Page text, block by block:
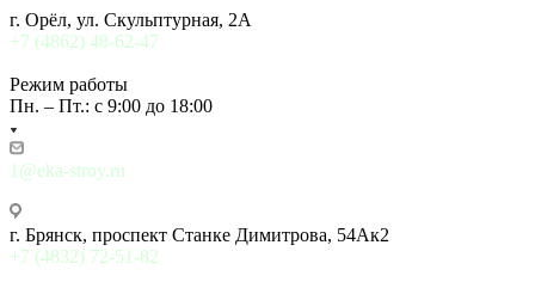
г. Орёл, ул. Скульптурная, 2А
+7 (4862) 48-62-47
Режим работы
Пн. – Пт.: с 9:00 до 18:00
1@eka-stroy.ru
г. Брянск, проспект Станке Димитрова, 54Ак2
+7 (4832) 72-51-82